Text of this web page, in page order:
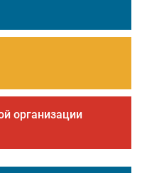
организации